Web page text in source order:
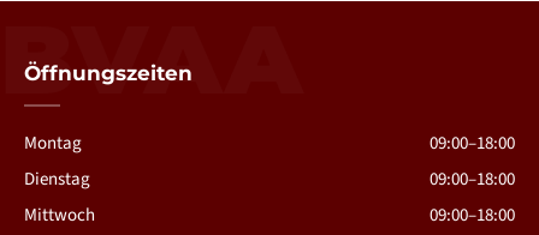
BVAA
Öffnungszeiten
Montag
09:00–18:00
Dienstag
09:00–18:00
Mittwoch
09:00–18:00